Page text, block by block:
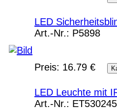
LED
Art.-Nr.: P5898
Preis: 16.79 €
LED Leuchte mit
Art.-Nr.: ET530245